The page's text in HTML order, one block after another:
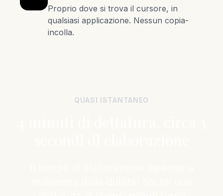
Proprio dove si trova il cursore, in
qualsiasi applicazione. Nessun copia-
incolla.
QUASI ISTANTANEO